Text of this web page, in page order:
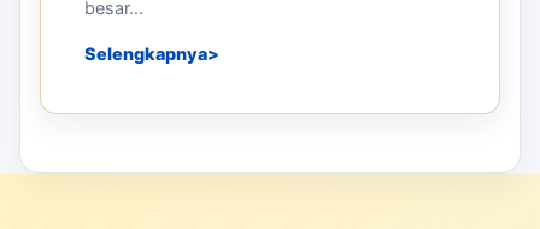
besar...
Selengkapnya